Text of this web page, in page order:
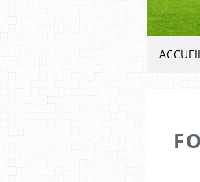
ACCUEIL